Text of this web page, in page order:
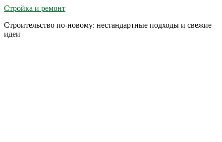
Стройка и ремонт
Строительство по-новому: нестандартные подходы и свежие
идеи